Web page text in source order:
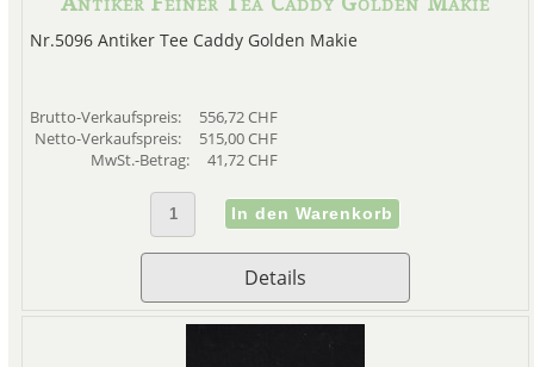
Japanisches
Porzellan
Ende des 19. Jahrhunderts
Manufakturen in der
Nr.5096 Antiker Tee Caddy Golden Makie
Brutto-Verkaufspreis:
556,72 CHF
Netto-Verkaufspreis:
515,00 CHF
MwSt.-Betrag:
41,72 CHF
Details